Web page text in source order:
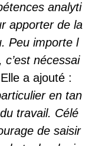
analyti
apporter de la
Peu importe l
c’est nécessai
a ajouté :
en tan
travail. Célé
de saisir